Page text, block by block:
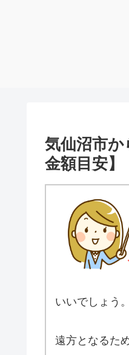
気仙沼市
金額目安】
いいでしょう。
遠方となるた